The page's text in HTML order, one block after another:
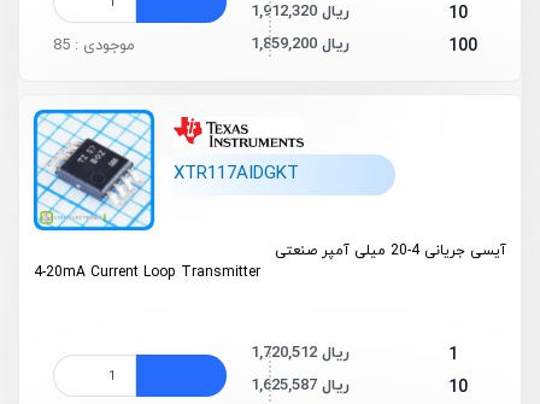
10 1,912,320 ریال
100 1,859,200 ریال موجودی : 85
XTR117AIDGKT
آیسی جریانی 4-20 میلی آمپر صنعتی
4-20mA Current Loop Transmitter
1 1,720,512 ریال
10 1,625,587 ریال